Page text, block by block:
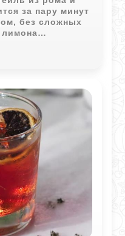
за пару минут
без сложных
свежесть,
напиток.